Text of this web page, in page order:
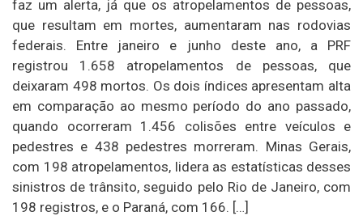
faz um alerta, já que os atropelamentos de pessoas,
que resultam em mortes, aumentaram nas rodovias
federais. Entre janeiro e junho deste ano, a PRF
registrou 1.658 atropelamentos de pessoas, que
deixaram 498 mortos. Os dois índices apresentam alta
em comparação ao mesmo período do ano passado,
quando ocorreram 1.456 colisões entre veículos e
pedestres e 438 pedestres morreram. Minas Gerais,
com 198 atropelamentos, lidera as estatísticas desses
sinistros de trânsito, seguido pelo Rio de Janeiro, com
198 registros, e o Paraná, com 166. […]